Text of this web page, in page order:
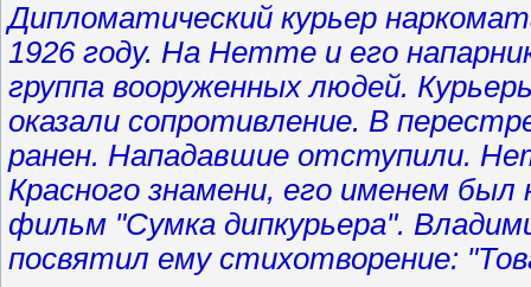
Дипломатический курьер
1926 году. На Нетте и его
группа вооруженных людей.
оказали сопротивление. В
ранен. Нападавшие отступили.
Красного знамени, его именем
фильм "Сумка дипкурьера".
посвятил ему стихотворение: